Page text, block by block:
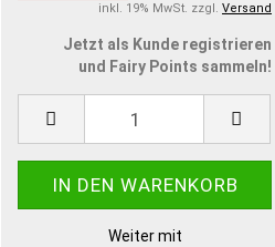
inkl. 19% MwSt. zzgl. Versand
Jetzt als Kunde registrieren
und Fairy Points sammeln!
Weiter mit